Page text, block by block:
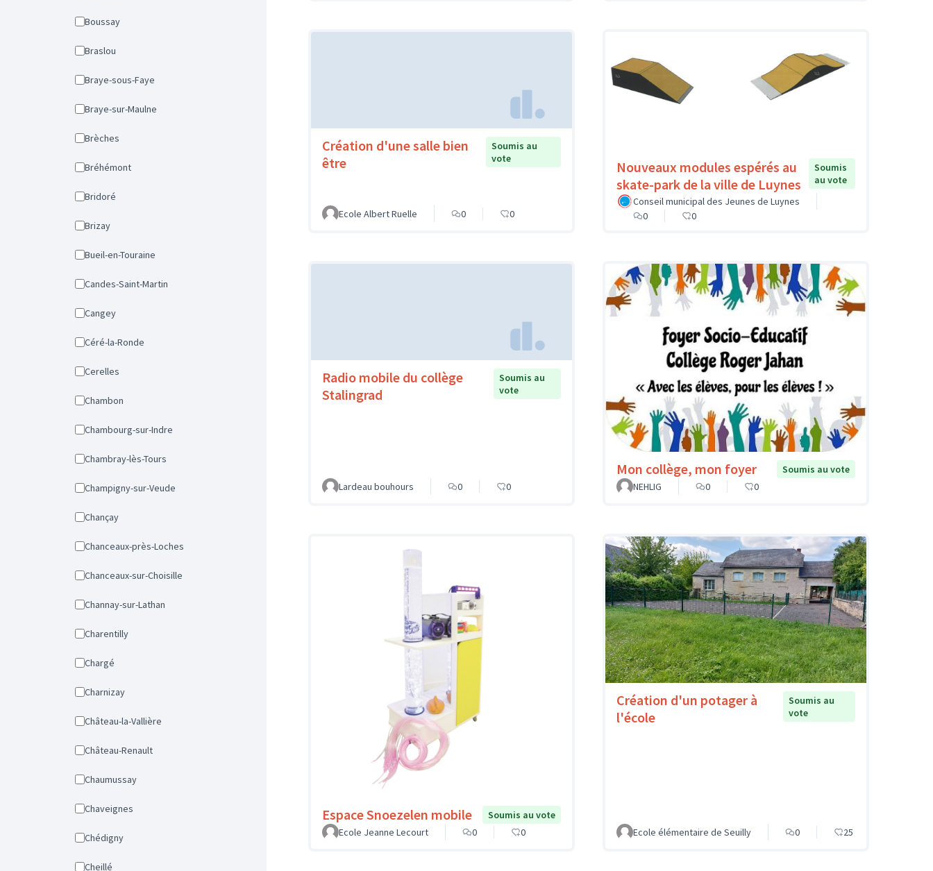
Boussay
Braslou
Braye-sous-Faye
Braye-sur-Maulne
Brèches
Bréhémont
Bridoré
Brizay
Bueil-en-Touraine
Candes-Saint-Martin
Cangey
Céré-la-Ronde
Cerelles
Chambon
Chambourg-sur-Indre
Chambray-lès-Tours
Champigny-sur-Veude
Chançay
Chanceaux-près-Loches
Chanceaux-sur-Choisille
Channay-sur-Lathan
Charentilly
Chargé
Charnizay
Château-la-Vallière
Château-Renault
Chaumussay
Chaveignes
Chédigny
Cheillé
Création d'une salle bien
être
Soumis au
vote
Ecole Albert Ruelle 0 0
Nouveaux modules espérés au
skate-park de la ville de Luynes
Soumis
au vote
Conseil municipal des Jeunes de Luynes
0
0
Radio mobile du collège
Stalingrad
Soumis au
vote
Lardeau bouhours 0 0
Mon collège, mon foyer
Soumis au vote
NEHLIG
0 0
Espace Snoezelen mobile
Soumis au vote
Ecole Jeanne Lecourt
0 0
Création d'un potager à
l'école
Soumis au
vote
Ecole élémentaire de Seuilly 0 25